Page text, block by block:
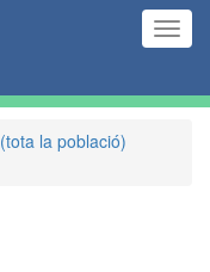
(tota la població)